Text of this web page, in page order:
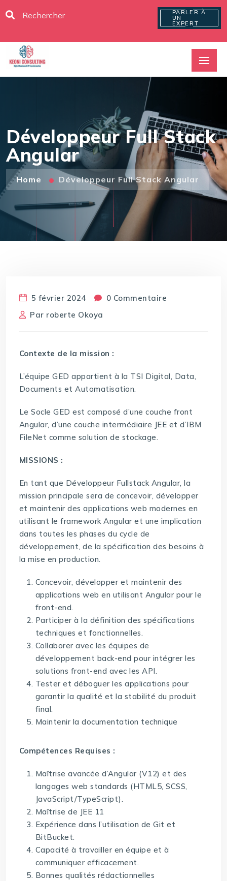
PARLER À
UN
EXPERT
Développeur Full Stack
Angular
Home Développeur Full Stack Angular
5 février 2024
0 Commentaire
Par roberte Okoya
Contexte de la mission :
L’équipe GED appartient à la TSI Digital, Data,
Documents et Automatisation.
Le Socle GED est composé d’une couche front
Angular, d’une couche intermédiaire JEE et d’IBM
FileNet comme solution de stockage.
MISSIONS :
En tant que Développeur Fullstack Angular, la
mission principale sera de concevoir, développer
et maintenir des applications web modernes en
utilisant le framework Angular et une implication
dans toutes les phases du cycle de
développement, de la spécification des besoins à
la mise en production.
Concevoir, développer et maintenir des
applications web en utilisant Angular pour le
front-end.
Participer à la définition des spécifications
techniques et fonctionnelles.
Collaborer avec les équipes de
développement back-end pour intégrer les
solutions front-end avec les API.
Tester et déboguer les applications pour
garantir la qualité et la stabilité du produit
final.
Maintenir la documentation technique
Compétences Requises :
Maîtrise avancée d’Angular (V12) et des
langages web standards (HTML5, SCSS,
JavaScript/TypeScript).
Maîtrise de JEE 11
Expérience dans l’utilisation de Git et
BitBucket.
Capacité à travailler en équipe et à
communiquer efficacement.
Bonnes qualités rédactionnelles